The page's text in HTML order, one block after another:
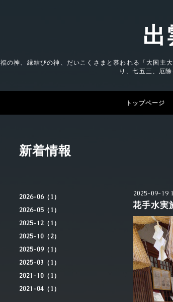
出
福の神、縁結びの神、だいこくさまと慕われる「大国主
り、七五三、厄
トップページ
2026-06（1）
2026-05（1）
2025-12（1）
2025-10（2）
2025-09（1）
2025-03（1）
2021-10（1）
2021-04（1）
新着情報
2025-09-19
花手水実